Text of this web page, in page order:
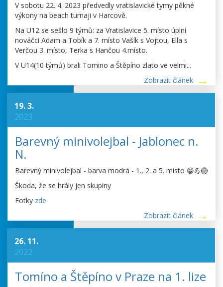
V sobotu 22. 4. 2023 předvedly vratislavické tymy pěkné
výkony na beach turnaji v Harcově.
Na U12 se sešlo 9 týmů: za Vratislavice 5. místo úplní
nováčci Adam a Tobík a 7. místo Vašík s Vojtou, Ella s
Verčou 3. místo, Terka s Hančou 4.místo.
V U14(10 týmů) brali Tomino a Štěpíno zlato ve velmi...
Zobrazit článek
19. 3.
2023
Barevný minivolejbal - Jablonec n.
N.
Barevný minivolejbal - barva modrá - 1., 2. a 5. místo 😁💪🏐
Škoda, že se hrály jen skupiny
Fotky zde
Zobrazit článek
26. 11.
2022
Tomíno a Štěpíno v Praze na 1. lize